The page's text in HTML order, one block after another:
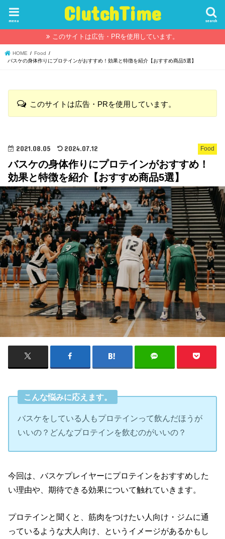
ClutchTime search
menu
このサイトは広告・PRを使用しています。
HOME
Food
バスケの身体作りにプロテインがおすすめ！効果と特徴を紹介【おすすめ商品5選】
このサイトは広告・PRを使用しています。
Food
2021.08.05 2024.07.12
バスケの身体作りにプロテインがおすすめ！
効果と特徴を紹介【おすすめ商品5選】
こんな悩みに応えます。
バスケをしている人もプロテインって飲んだほうが
いいの？どんなプロテインを飲むのがいいの？
今回は、バスケプレイヤーにプロテインをおすすめした
い理由や、期待できる効果について触れていきます。
プロテインと聞くと、筋肉をつけたい人向け・ジムに通
っているような大人向け、というイメージがあるかもし